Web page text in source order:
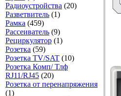
Радиоустройства (20)
Разветвитель (1)
Рамка (459)
Рассеиватель (9)
Рециркулятор (1)
Розетка (59)
Розетка TV/SAT (10)
Розетка Комп/ Тлф
RJ11/RJ45 (20)
Розетка от перенапряжения
(1)